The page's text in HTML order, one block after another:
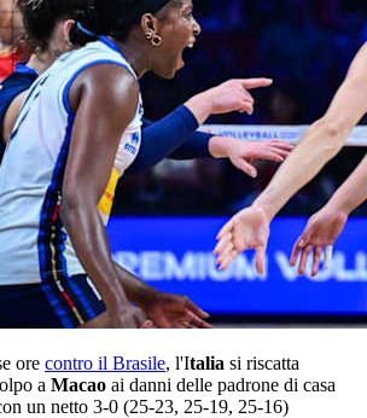
ore contro il Brasile, l'Italia si riscatta
a Macao ai danni delle padrone di casa
un netto 3-0 (25-23, 25-19, 25-16)